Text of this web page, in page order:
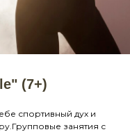
(7+)
спортивный дух и
занятия с